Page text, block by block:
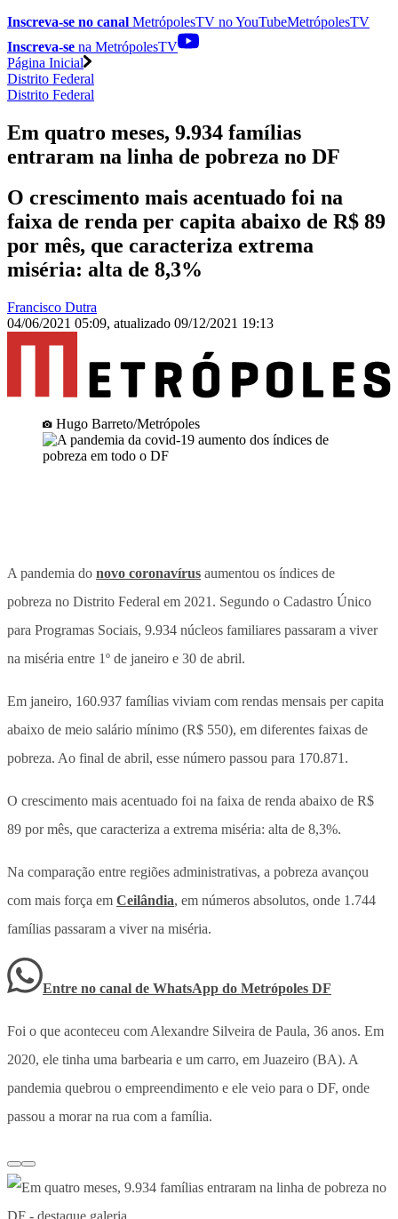
Inscreva-se no canal MetrópolesTV noYouTubeMetrópolesTV
Inscreva-se na MetrópolesTV
Página Inicial
Distrito Federal
Distrito Federal
Em quatro meses, 9.934 famílias
entraram na linha de pobreza no DF
O crescimento mais acentuado foi na
faixa de renda per capita abaixo de R$ 89
por mês, que caracteriza extrema
miséria: alta de 8,3%
Francisco Dutra
04/06/2021 05:09, atualizado 09/12/2021 19:13
Hugo Barreto/Metrópoles
A pandemia do novo coronavírus aumentou os índices de
pobreza no Distrito Federal em 2021. Segundo o Cadastro Único
para Programas Sociais, 9.934 núcleos familiares passaram a viver
na miséria entre 1º de janeiro e 30 de abril.
Em janeiro, 160.937 famílias viviam com rendas mensais per capita
abaixo de meio salário mínimo (R$ 550), em diferentes faixas de
pobreza. Ao final de abril, esse número passou para 170.871.
O crescimento mais acentuado foi na faixa de renda abaixo de R$
89 por mês, que caracteriza a extrema miséria: alta de 8,3%.
Na comparação entre regiões administrativas, a pobreza avançou
com mais força em Ceilândia, em números absolutos, onde 1.744
famílias passaram a viver na miséria.
Entre no canal de WhatsApp do Metrópoles DF
Foi o que aconteceu com Alexandre Silveira de Paula, 36 anos. Em
2020, ele tinha uma barbearia e um carro, em Juazeiro (BA). A
pandemia quebrou o empreendimento e ele veio para o DF, onde
passou a morar na rua com a família.